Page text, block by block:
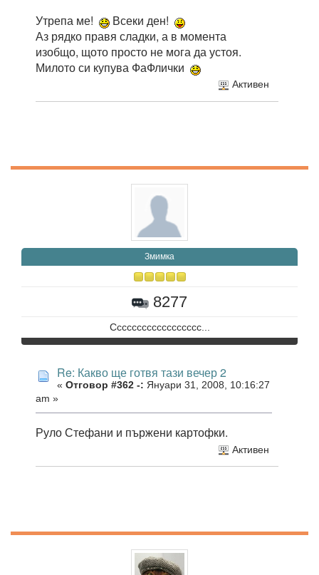
Утрепа ме!
Всеки ден!
Аз рядко правя сладки, а в момента
изобщо, щото просто не мога да устоя.
Милото си купува ФаФлички
Активен
Змимка
8277
Сссссссссссссссссс...
Re: Какво ще готвя тази вечер 2
« Отговор #362 -: Януари 31, 2008, 10:16:27
am »
Руло Стефани и пържени картофки.
Активен